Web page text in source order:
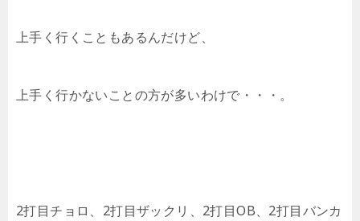
上手く行くこともあるんだけど、
上手く行かないことの方が多いわけで・・・。
2打目チョロ、2打目ザックリ、2打目OB、2打目バンカ